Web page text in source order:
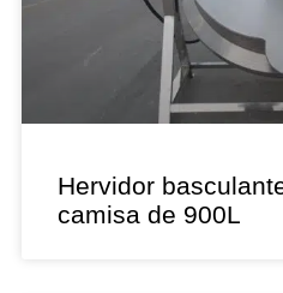
Hervidor
camisa de 900L